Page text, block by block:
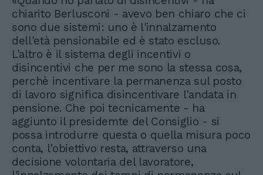
chiarito Berlusconi - avevo ben chiaro che ci
sono due sistemi: uno è l'innalzamento
dell'età pensionabile ed è stato escluso.
L'altro è il sistema degli incentivi o
disincentivi che per me sono la stessa cosa,
perchè incentivare la permanenza sul posto
di lavoro significa disincentivare l'andata in
pensione. Che poi tecnicamente - ha
aggiunto il presidemte del Consiglio - si
possa introdurre questa o quella misura poco
conta, l'obiettivo resta, attraverso una
decisione volontaria del lavoratore,